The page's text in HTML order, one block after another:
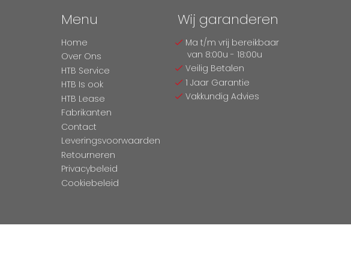
Menu
Home
Over Ons
HTB Service
HTB Is ook
HTB Lease
Fabrikanten
Contact
Leveringsvoorwaarden
Retourneren
Privacybeleid
Cookiebeleid
Wij garanderen
Ma t/m vrij bereikbaar
van 8:00u - 18:00u
Veilig Betalen
1 Jaar Garantie
Vakkundig Advies